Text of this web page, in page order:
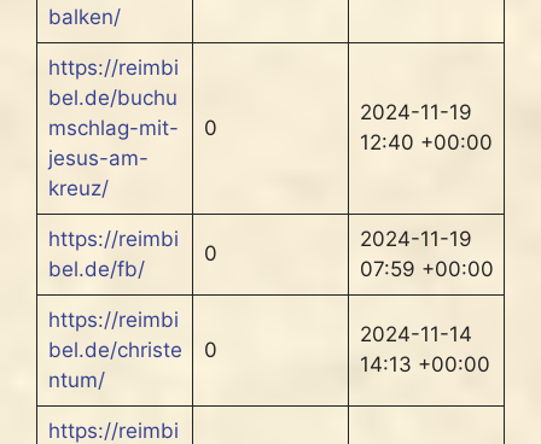
balken/
https://reimbi
bel.de/buchu
mschlag-mit-
jesus-am-
kreuz/
0
2024-11-19
12:40 +00:00
https://reimbi
bel.de/fb/
0
2024-11-19
07:59 +00:00
https://reimbi
bel.de/christe
ntum/
0
2024-11-14
14:13 +00:00
https://reimbi